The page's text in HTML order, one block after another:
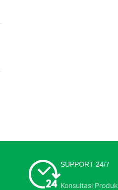
SUPPORT 24/7
Konsultasi Produk